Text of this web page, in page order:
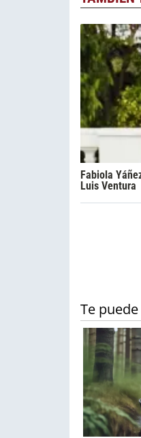
Fabiola
Luis Ventura